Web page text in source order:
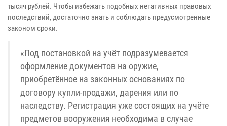
тысяч рублей. Чтобы избежать подобных негативных правовых
последствий, достаточно знать и соблюдать предусмотренные
законом сроки.
«Под постановкой на учёт подразумевается
оформление документов на оружие,
приобретённое на законных основаниях по
договору купли-продажи, дарения или по
наследству. Регистрация уже состоящих на учёте
предметов вооружения необходима в случае